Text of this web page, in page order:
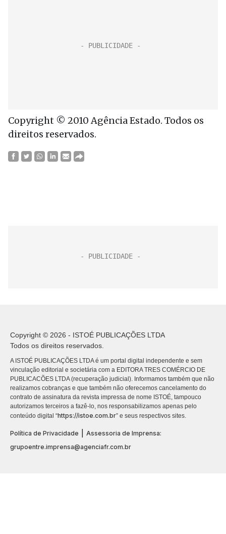
Copyright © 2010 Agência Estado. Todos os
direitos reservados.
Copyright © 2026 - ISTOÉ PUBLICAÇÕES LTDA
Todos os direitos reservados.
A ISTOÉ PUBLICAÇÕES LTDA é um portal digital independente e sem
vinculação editorial e societária com a EDITORA TRES COMÉRCIO DE
PUBLICACÕES LTDA (recuperação judicial). Informamos também que não
realizamos cobranças e que também não oferecemos cancelamento do
contrato de assinatura da revista impressa de nome ISTOÉ, tampouco
autorizamos terceiros a fazê-lo, nos responsabilizamos apenas pelo
conteúdo digital “https://istoe.com.br” e seus respectivos sites.
Política de Privacidade
Assessoria de Imprensa:
grupoentre.imprensa@agenciafr.com.br